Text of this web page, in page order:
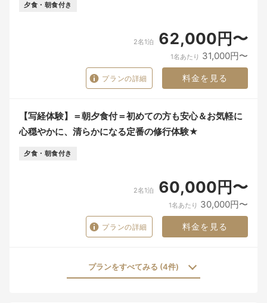
夕食・朝食付き
2名1泊 62,000円〜
1名あたり 31,000円〜
プランの詳細 料金を見る
【写経体験】＝朝夕食付＝初めての方も安心＆お気軽に
心穏やかに、清らかになる定番の修行体験★
夕食・朝食付き
2名1泊 60,000円〜
1名あたり 30,000円〜
プランの詳細 料金を見る
プランをすべてみる (4件)